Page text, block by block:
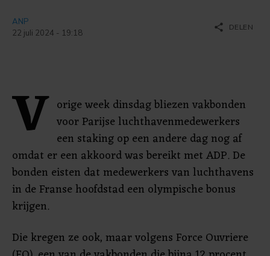
ANP
22 juli 2024 - 19:18
share DELEN
V orige week dinsdag bliezen vakbonden
voor Parijse luchthavenmedewerkers
een staking op een andere dag nog af
omdat er een akkoord was bereikt met ADP. De
bonden eisten dat medewerkers van luchthavens
in de Franse hoofdstad een olympische bonus
krijgen.
Die kregen ze ook, maar volgens Force Ouvriere